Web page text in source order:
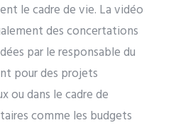
le cadre de vie. La vidéo
des concertations
par le responsable du
pour des projets
ou dans le cadre de
comme les budgets